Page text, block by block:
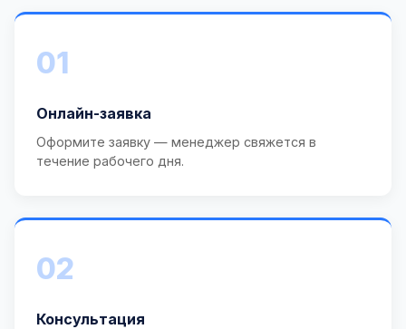
01
Онлайн-заявка
Оформите заявку — менеджер свяжется в
течение рабочего дня.
02
Консультация